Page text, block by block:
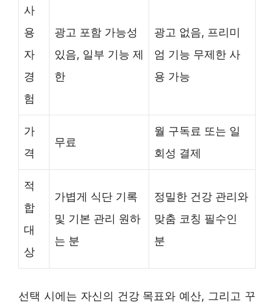
사
용
자
경
험
광고 포함 가능성
있음, 일부 기능 제
한
광고 없음, 프리미
엄 기능 무제한 사
용 가능
가
격
무료
월 구독료 또는 일
회성 결제
적
합
대
상
가볍게 식단 기록
및 기본 관리 원하
는 분
정밀한 건강 관리와
맞춤 코칭 필수인
분
선택 시에는 자신의 건강 목표와 예산, 그리고 꾸